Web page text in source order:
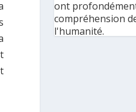
ont
compréhension
l'humanité.